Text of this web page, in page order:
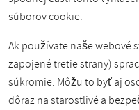
súborov cookie.
Ak používate naše webové
zapojené tretie strany)
súkromie. Môžu to byť aj
dôraz na starostlivé a